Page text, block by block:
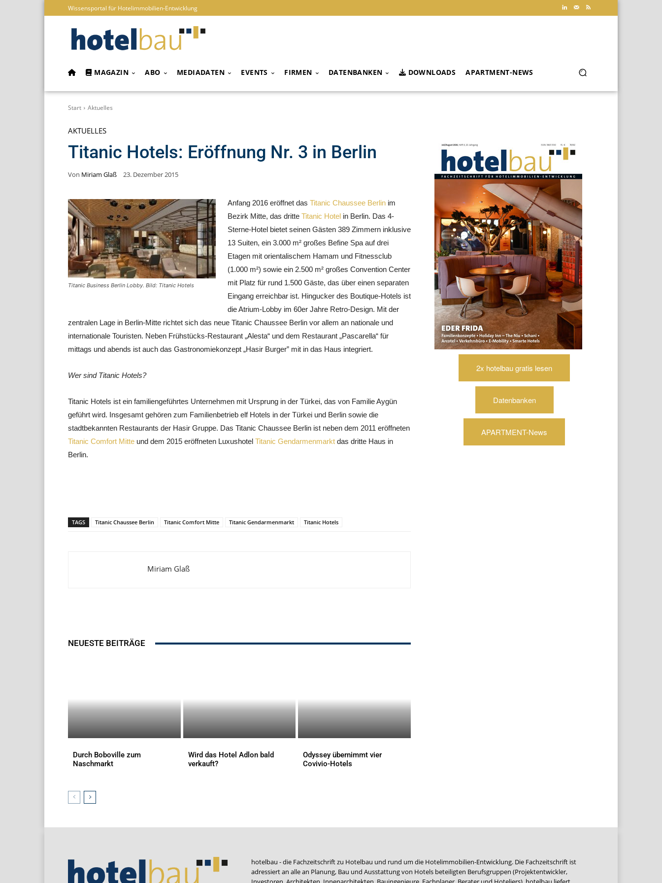
Wissensportal für Hotelimmobilien-Entwicklung
MAGAZIN ABO MEDIADATEN EVENTS FIRMEN DATENBANKEN DOWNLOADS APARTMENT-NEWS
Start Aktuelles
AKTUELLES
Titanic Hotels: Eröffnung Nr. 3 in Berlin
Von Miriam Glaß 23. Dezember 2015
Titanic Business Berlin Lobby. Bild: Titanic Hotels
Anfang 2016 eröffnet das Titanic Chaussee Berlin im
Bezirk Mitte, das dritte Titanic Hotel in Berlin. Das 4-
Sterne-Hotel bietet seinen Gästen 389 Zimmern inklusive
13 Suiten, ein 3.000 m² großes Befine Spa auf drei
Etagen mit orientalischem Hamam und Fitnessclub
(1.000 m²) sowie ein 2.500 m² großes Convention Center
mit Platz für rund 1.500 Gäste, das über einen separaten
Eingang erreichbar ist. Hingucker des Boutique-Hotels ist
dieAtrium-Lobby im 60er Jahre Retro-Design. Mit der
zentralen Lage in Berlin-Mitte richtet sich das neue Titanic Chaussee Berlin vor allem an nationale und
internationale Touristen. Neben Frühstücks-Restaurant „Alesta“ und dem Restaurant „Pascarella“ für
mittags und abends ist auch das Gastronomiekonzept „Hasir Burger” mit in das Haus integriert.
Wer sind Titanic Hotels?
Titanic Hotels ist ein familiengeführtes Unternehmen mit Ursprung in der Türkei, das von Familie Aygün
geführt wird. Insgesamt gehören zum Familienbetrieb elf Hotels in der Türkei und Berlin sowie die
stadtbekannten Restaurants der Hasir Gruppe. Das Titanic Chaussee Berlin ist neben dem 2011 eröffneten
Titanic Comfort Mitte und dem 2015 eröffneten Luxushotel Titanic Gendarmenmarkt das dritte Haus in
Berlin.
TAGS Titanic Chaussee Berlin Titanic Comfort Mitte Titanic Gendarmenmarkt Titanic Hotels
Miriam Glaß
NEUESTE BEITRÄGE
Durch Boboville zum
Naschmarkt
Wird das Hotel Adlon bald
verkauft?
Odyssey übernimmt vier
Covivio-Hotels
2x hotelbau gratis lesen
Datenbanken
APARTMENT-News
hotelbau - die Fachzeitschrift zu Hotelbau und rund um die Hotelimmobilien-Entwicklung. Die Fachzeitschrift ist
adressiert an alle an Planung, Bau und Ausstattung von Hotels beteiligten Berufsgruppen (Projektentwickler,